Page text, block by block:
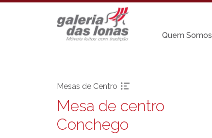
Quem Somos
Mesas de Centro
Pronta-entrega
Acessórios
Mesa de centro
Conchego